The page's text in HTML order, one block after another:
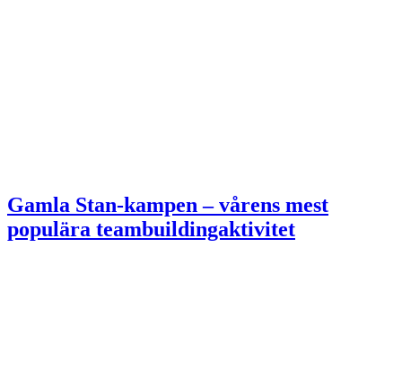
Gamla Stan-kampen – vårens mest
populära teambuildingaktivitet